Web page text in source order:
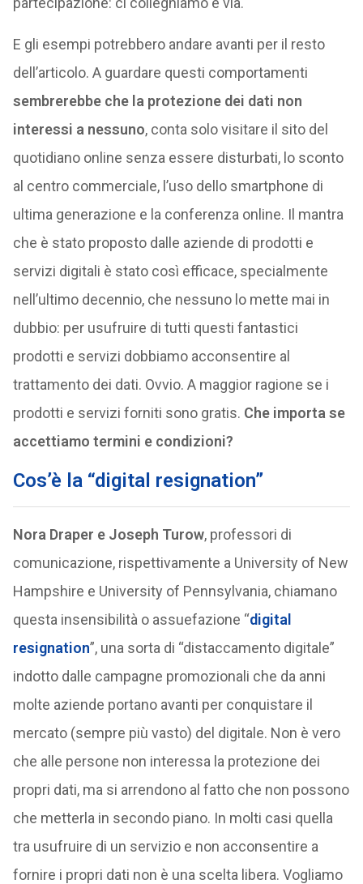
E gli esempi potrebbero andare avanti per il resto
dell’articolo. A guardare questi comportamenti
sembrerebbe che la protezione dei dati non
interessi a nessuno, conta solo visitare il sito del
quotidiano online senza essere disturbati, lo sconto
al centro commerciale, l’uso dello smartphone di
ultima generazione e la conferenza online. Il mantra
che è stato proposto dalle aziende di prodotti e
servizi digitali è stato così efficace, specialmente
nell’ultimo decennio, che nessuno lo mette mai in
dubbio: per usufruire di tutti questi fantastici
prodotti e servizi dobbiamo acconsentire al
trattamento dei dati. Ovvio. A maggior ragione se i
prodotti e servizi forniti sono gratis. Che importa se
accettiamo termini e condizioni?
Cos’è la “digital resignation”
Nora Draper e Joseph Turow, professori di
comunicazione, rispettivamente a University of New
Hampshire e University of Pennsylvania, chiamano
questa insensibilità o assuefazione “digital
resignation”, una sorta di “distaccamento digitale”
indotto dalle campagne promozionali che da anni
molte aziende portano avanti per conquistare il
mercato (sempre più vasto) del digitale. Non è vero
che alle persone non interessa la protezione dei
propri dati, ma si arrendono al fatto che non possono
che metterla in secondo piano. In molti casi quella
tra usufruire di un servizio e non acconsentire a
fornire i propri dati non è una scelta libera. Vogliamo